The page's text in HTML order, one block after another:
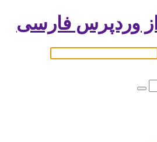
وردپرس فارسی